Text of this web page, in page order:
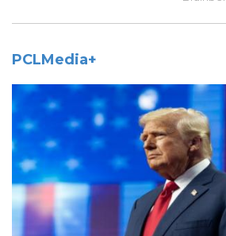
PCLMedia+